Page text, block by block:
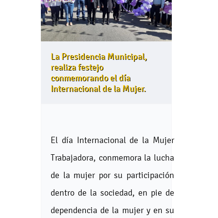
La Presidencia Municipal,
realiza festejo
conmemorando el día
Internacional de la Mujer.
El día Internacional de la Mujer
Trabajadora, conmemora la lucha
de la mujer por su participación
dentro de la sociedad, en pie de
dependencia de la mujer y en su